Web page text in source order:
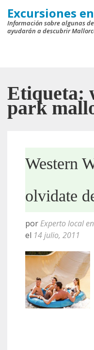
Saltar
contenido
Intro)
Excursiones
Información sobre algunas
ayudarán a descubrir
Etiqueta:
park
Western
olvidate
por Experto local
el 14 julio, 2011